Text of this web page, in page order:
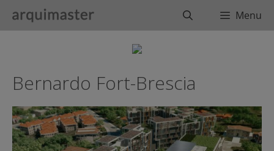
BuscarMenu
Bernardo Fort-Brescia